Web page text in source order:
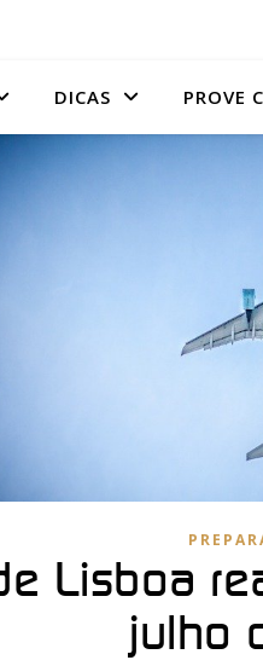
DICAS PROVE
Lisboa
julho